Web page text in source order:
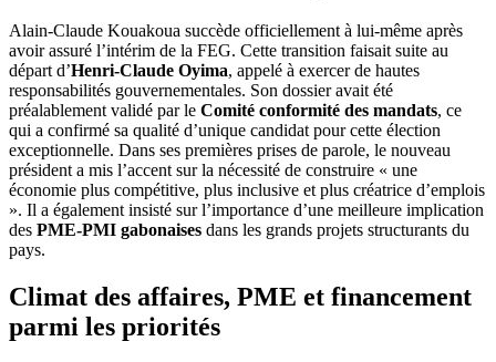
Alain-Claude Kouakoua succède officiellement à lui-même après
avoir assuré l’intérim de la FEG. Cette transition faisait suite au
départ d’Henri-Claude Oyima, appelé à exercer de hautes
responsabilités gouvernementales. Son dossier avait été
préalablement validé par le Comité conformité des mandats, ce
qui a confirmé sa qualité d’unique candidat pour cette élection
exceptionnelle. Dans ses premières prises de parole, le nouveau
président a mis l’accent sur la nécessité de construire « une
économie plus compétitive, plus inclusive et plus créatrice d’emplois
». Il a également insisté sur l’importance d’une meilleure implication
des PME-PMI gabonaises dans les grands projets structurants du
pays.
Climat des affaires, PME et financement
parmi les priorités